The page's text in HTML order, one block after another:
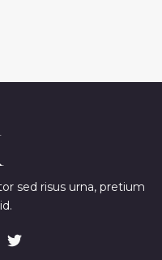
sed risus urna, pretium